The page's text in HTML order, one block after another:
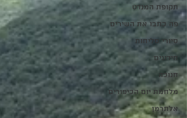
תקופת המנדט
פה כתבו את השירים
סיורי סליחות
חידונים
חנוכה
מלחמת יום הכיפורים
אלתרמן